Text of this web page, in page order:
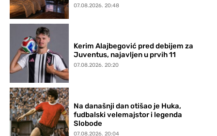
07.08.2026. 20:48
Kerim Alajbegović pred debijem za
Juventus, najavljen u prvih 11
07.08.2026. 20:20
Na današnji dan otišao je Huka,
fudbalski velemajstor i legenda
Slobode
07.08.2026. 20:04